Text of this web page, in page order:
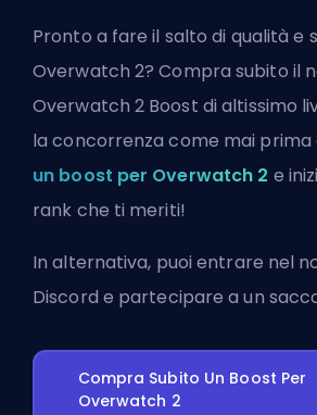
Pronto a fare il salto di qualità e
Overwatch 2? Compra subito il
Overwatch 2 Boost di altissimo
la concorrenza come mai prima
un boost per Overwatch 2 e
rank che ti meriti!
In alternativa, puoientrare nel
Discord e partecipare a un
Compra Subito Un Boost Per
Overwatch 2